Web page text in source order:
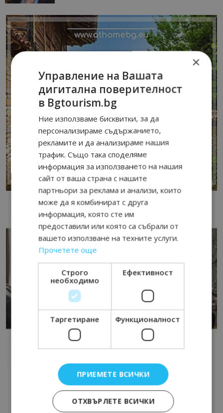
×
Управление на Вашата
дигитална поверителност
в Bgtourism.bg
Ние използваме бисквитки, за да
персонализираме съдържанието,
рекламите и да анализираме нашия
трафик. Също така споделяме
информация за използването на нашия
сайт от ваша страна с нашите
партньори за реклама и анализи, които
може да я комбинират с друга
информация, която сте им
предоставили или която са събрали от
вашето използване на техните услуги.
Прочетете още
Строго
необходимо
Ефективност
Таргетиране Функционалност
ПРИЕМЕТЕ ВСИЧКИ
ОТХВЪРЛЕТЕ ВСИЧКИ